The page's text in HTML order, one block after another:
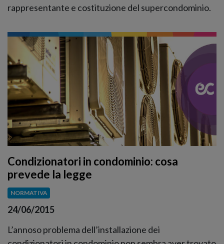
rappresentante e costituzione del supercondominio.
Condizionatori in condominio: cosa
prevede la legge
NORMATIVA
24/06/2015
L’annoso problema dell’installazione dei